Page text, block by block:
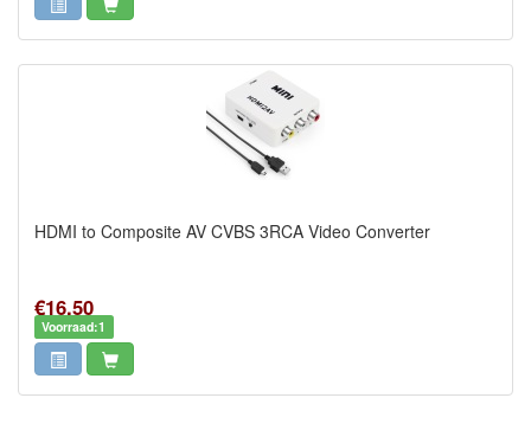
HDMI to Composite AV CVBS 3RCA Video Converter
€16,50
Voorraad:1